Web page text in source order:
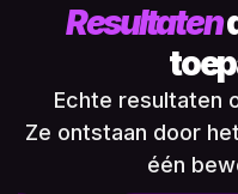
Resultaten
Echte resultaten
Ze ontstaan door
één